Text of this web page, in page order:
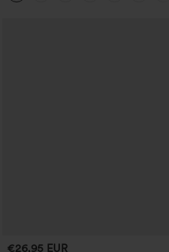
€26,95 EUR